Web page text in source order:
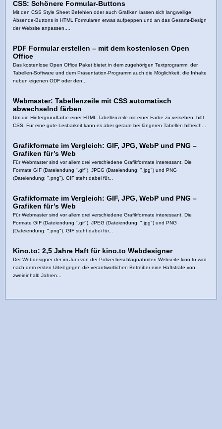
CSS: Schönere Formular-Buttons
Mit den CSS Style Sheet Befehlen oder auch Grafiken lassen sich langweilige
Absende-Buttons in HTML Formularen etwas aufpeppen und an das Gesamt-Design
der Website anpassen....
PDF Formular erstellen – mit dem kostenlosen Open
Office
Das kostenlose Open Office Paket bietet in dem zugehörigen Textprogramm, der
Tabellen-Software und dem Präsentation-Programm auch die Möglichkeit, die Inhalte
neben eigenen ODF oder den...
Webmaster: Tabellenzeile mit CSS automatisch
abwechselnd färben
Um die Hintergrundfarbe einer HTML Tabellenzeile mit einer Farbe zu versehen, hilft
CSS. Für eine gute Lesbarkeit kann es aber gerade bei längeren Tabellen hilfreich...
Grafikformate im Vergleich: GIF, JPG, WebP und PNG –
Grafiken für’s Web
Für Webmaster sind vor allem drei verschiedene Grafikformate interessant. Die
Formate GIF (Dateiendung ".gif"), JPEG (Dateiendung: ".jpg") und PNG
(Dateiendung: ".png"). GIF steht dabei für...
Grafikformate im Vergleich: GIF, JPG, WebP und PNG –
Grafiken für’s Web
Für Webmaster sind vor allem drei verschiedene Grafikformate interessant. Die
Formate GIF (Dateiendung ".gif"), JPEG (Dateiendung: ".jpg") und PNG
(Dateiendung: ".png"). GIF steht dabei für...
Kino.to: 2,5 Jahre Haft für kino.to Webdesigner
Der Webdesigner der im Juni von der Polizei beschlagnahmten Webseite kino.to wird
nach dem ersten Urteil gegen die verantwortlichen Betreiber eine Haftstrafe von
zweieinhalb Jahren...